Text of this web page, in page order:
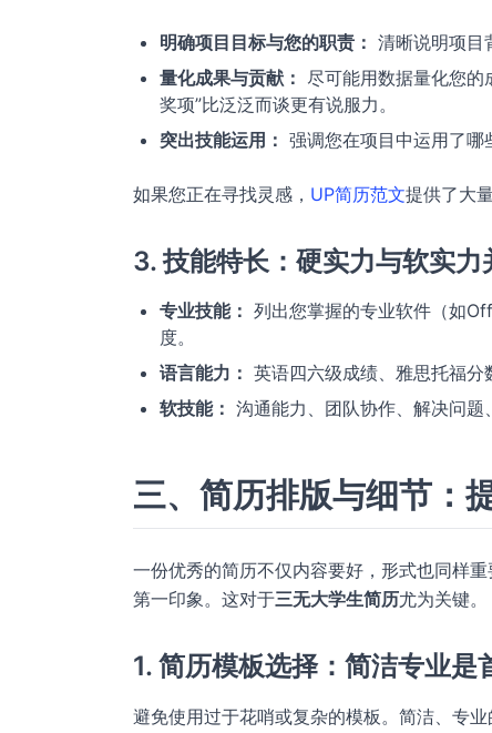
明确项目目标与您的职责： 清晰说明项目
量化成果与贡献： 尽可能用数据量化您的
奖项”比泛泛而谈更有说服力。
突出技能运用： 强调您在项目中运用了哪
如果您正在寻找灵感， UP简历范文提供了大
3. 技能特长：硬实力与软实力
专业技能： 列出您掌握的专业软件（如
度。
语言能力： 英语四六级成绩、雅思托福分
软技能： 沟通能力、团队协作、解决问题
三、简历排版与细节：
一份优秀的简历不仅内容要好，形式也同样
第一印象。这对于三无大学生简历尤为关键。
1. 简历模板选择：简洁专业是
避免使用过于花哨或复杂的模板。简洁、专